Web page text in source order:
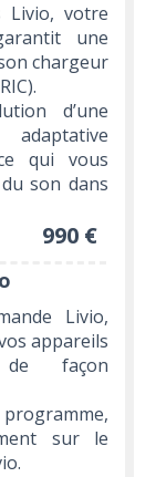
Livio, votre
une
chargeur
d’une
qui vous
son dans
990 €
Livio,
appareils
façon
programme,
sur le